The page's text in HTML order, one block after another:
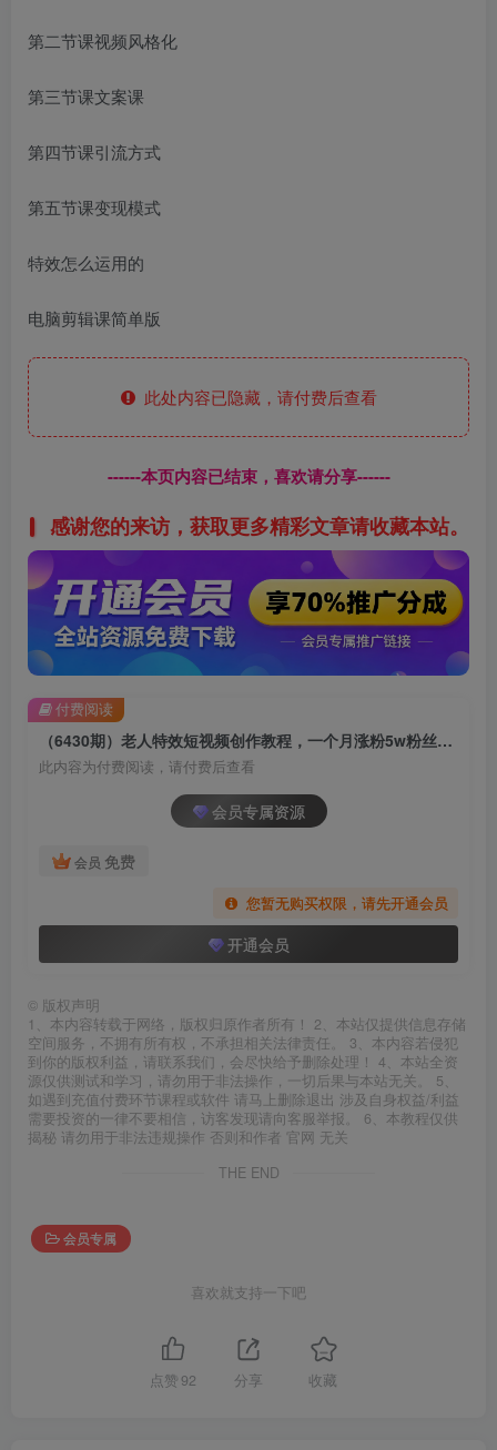
第二节课视频风格化
第三节课文案课
第四节课引流方式
第五节课变现模式
特效怎么运用的
电脑剪辑课简单版
此处内容已隐藏，请付费后查看
------本页内容已结束，喜欢请分享------
感谢您的来访，获取更多精彩文章请收藏本站。
（6430期）老人特效短视频创作教程，一个月涨粉5w粉丝秘诀 新手0基础学习【全套教程】
此内容为付费阅读，请付费后查看
会员专属资源
会员 免费
您暂无购买权限，请先开通会员
开通会员
付费阅读
© 版权声明
1、本内容转载于网络，版权归原作者所有！ 2、本站仅提供信息存储
空间服务，不拥有所有权，不承担相关法律责任。 3、本内容若侵犯
到你的版权利益，请联系我们，会尽快给予删除处理！ 4、本站全资
源仅供测试和学习，请勿用于非法操作，一切后果与本站无关。 5、
如遇到充值付费环节课程或软件 请马上删除退出 涉及自身权益/利益
需要投资的一律不要相信，访客发现请向客服举报。 6、本教程仅供
揭秘 请勿用于非法违规操作 否则和作者 官网 无关
THE END
会员专属
喜欢就支持一下吧
点赞 92 分享 收藏